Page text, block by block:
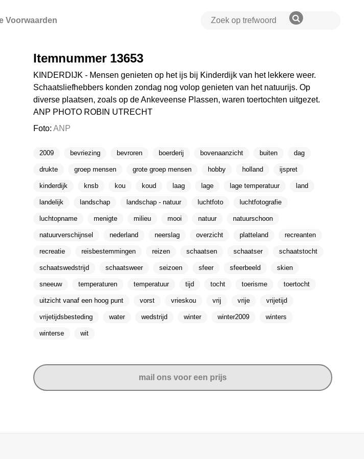
Voorwaarden
Itemnummer 13653
KINDERDIJK - Mensen genieten op het ijs bij Kinderdijk van het lekkere weer.
Schaatsliefhebbers konden zondag nog volop genieten van het natuurijs. Op
diverse plaatsen, zoals op de Ankeveense Plassen, waren toertochten uitgezet.
ANP PHOTO ROBIN UTRECHT
Foto: ANP
2009 bevriezing bevroren boerderij bovenaanzicht buiten dag
drukte groep mensen grote groep mensen hobby holland ijspret
kinderdijk knsb kou koud laag lage lage temperatuur land
landelijk landschap landschap - natuur luchtfoto luchtfotografie
luchtopname menigte milieu mooi natuur natuurschoon
natuurverschijnsel nederland neerslag overzicht platteland recreanten
recreatie reisbestemmingen reizen schaatsen schaatser schaatstocht
schaatswedstrijd schaatsweer seizoen sfeer sfeerbeeld skien
sneeuw temperaturen temperatuur tijd tocht toerisme toertocht
uitzicht vanaf een hoog punt vorst vrieskou vrij vrije vrijetijd
vrijetijdsbesteding water wedstrijd winter winter2009 winters
winterse wit
mail ons voor een prijs